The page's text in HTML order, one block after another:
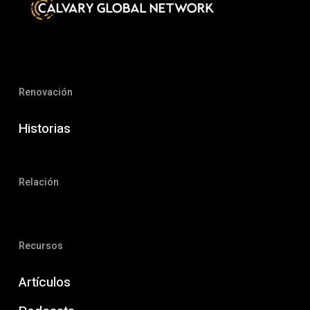
Renovación
Historias
Relación
Recursos
Artículos